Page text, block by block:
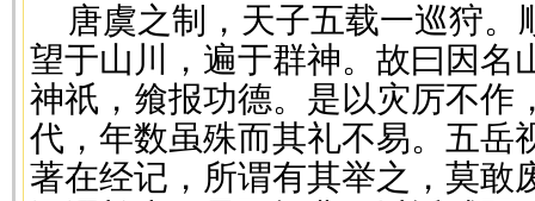
唐虞之制，天子五载一巡狩。
望于山川，遍于群神。故曰因名
神祇，飨报功德。是以灾厉不作
代，年数虽殊而其礼不易。五岳
著在经记，所谓有其举之，莫敢